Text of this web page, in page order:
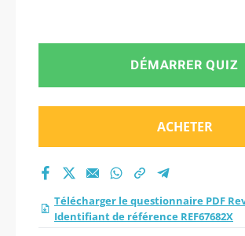
référence
2026 ? DÉMARRER QUIZ
ACHETER
Télécharger le questionnaire PDF
Identifiant de référence REF67682X